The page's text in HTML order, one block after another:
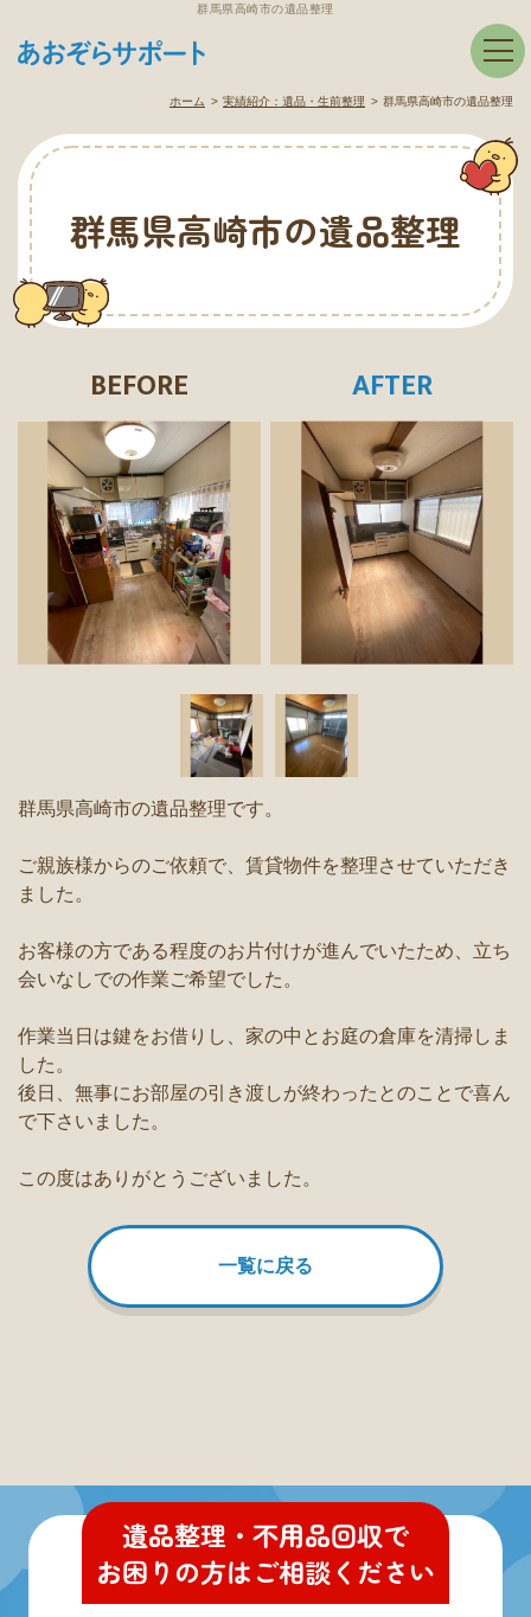
群馬県高崎市の遺品整理
ホーム 実績紹介： 遺品・生前整理 群馬県高崎市の遺品整理
群馬県高崎市の遺品整理
BEFORE AFTER
群馬県高崎市の遺品整理です。
ご親族様からのご依頼で、賃貸物件を整理させていただき
ました。
お客様の方である程度のお片付けが進んでいたため、立ち
会いなしでの作業ご希望でした。
作業当日は鍵をお借りし、家の中とお庭の倉庫を清掃しま
した。
後日、無事にお部屋の引き渡しが終わったとのことで喜ん
で下さいました。
この度はありがとうございました。
一覧に戻る
遺品整理・不用品回収で
お困りの方はご相談ください